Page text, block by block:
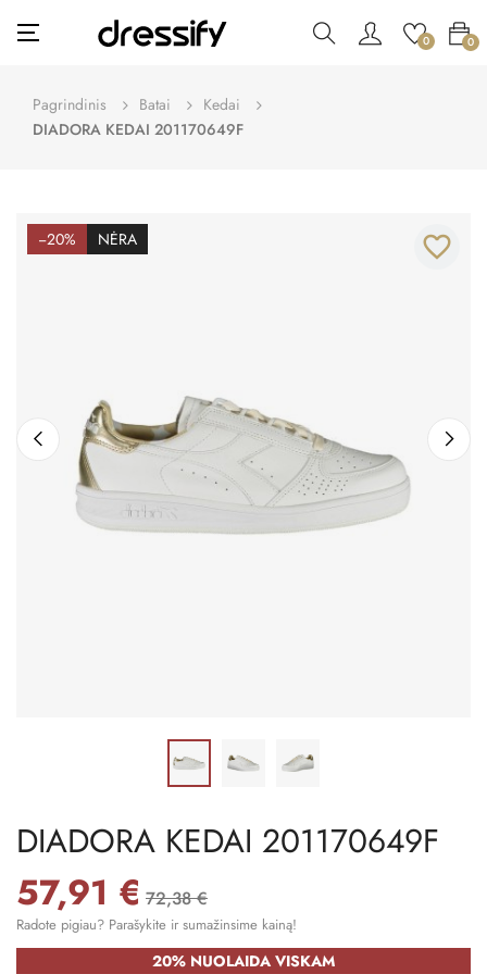
Toggle
navigation
☰ 0 0
Pagrindinis Batai
Kedai
DIADORA KEDAI 201170649F
−20% NĖRA favorite_border
DIADORA KEDAI 201170649F
57,91 € 72,38 €
Radote pigiau? Parašykite ir sumažinsime kainą!
20% NUOLAIDA VISKAM